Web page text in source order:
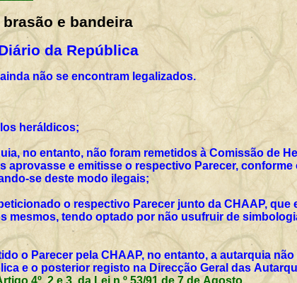
e bandeira
da República
não se encontram legalizados.
heráldicos;
no entanto, não foram remetidos à Comissão de
e emitisse o respectivo Parecer, conforme
se deste modo ilegais;
o respectivo Parecer junto da CHAAP, que
mesmos, tendo optado por não usufruir de
o Parecer pela CHAAP, no entanto, a autarquia não
e o posterior registo na Direcção Geral das
4º, 2 e 3, da Lei n.º 53/91 de 7 de Agosto.